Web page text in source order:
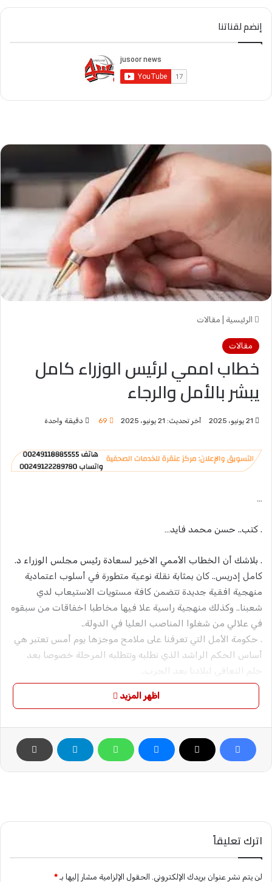
الرئيسية مقالات
مقالات
خطاب اممي لرئيس الوزراء كامل
يبشر بالأمل والرجاء
21 يونيو، 2025 آخر تحديث: 21 يونيو، 2025 69 دقيقة واحدة
…
. كتب.. حسن محمد فايد…
. بلاشك أن الخطاب الأممي الاخير لسعادة رئيس مجلس الوزراء د.
كامل إدريس.. كان بمثابة نقلة نوعية متطورة في أسلوب اعتمادية
منهجية افقية جديدة تتضمن كافة مستويات الاستيعاب لدي
شعبنا.. وكذلك منهجية راسية علا فيها مخاطبا اخفاقات من سبقوه
في علالي من شغلوا المناصب العليا في الدولة..
. حكومة الأمل التي تعرفنا على ملامح موجزها يوم أمس تعتبر هي
أساس الحكم الراشد الذي نطلبه وتتطلبه المرحلة خصوصا بعد
حلم التعافي لبلادنا بعد الحرب..
. مايميز قوة ملامح التشكيل الوزاري الذي رمز اليه السيد د. كامل..
انه جاء بعد مخاض وعك وعجن سياسي خلط كافة الموازين
موروثات ممارسة سياسة غير راشدة في الحكومات المتعاقبة..
الموروثات سيئة الذكر.
. في تقديري أن مااعجبني في الأسلوب الإداري للتشكيل الوزاري
الذي سطع في التلميح انه يجمع ثلاثية راشدة وهي الجمع بين
اظهر المزيد
اترك تعليقاً
لن يتم نشر عنوان بريدك الإلكتروني. الحقول الإلزامية مشار إليها بـ *
إنضم لقناتنا